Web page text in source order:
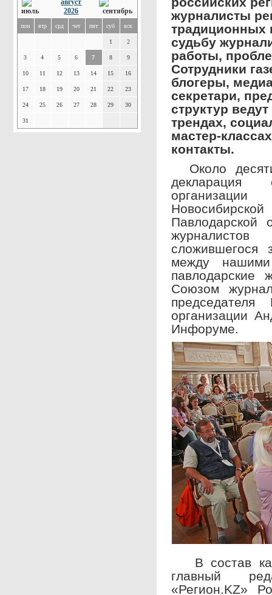
август
2026
пон втр срд чет пят суб вск
1 2
3 4 5 6 7 8 9
10 11 12 13 14 15 16
17 18 19 20 21 22 23
24 25 26 27 28 29 30
31
журналисты
судьбу
работы,
Сотрудники
блогеры,
секретари,
структур
трендах,
мастер-
контакты.
Около
декларация
Павлодарской
сложившегося
между нашими
павлодарские
Союзом
председателя
организации
Инфоруме.
В состав
главный
«Регион.KZ»